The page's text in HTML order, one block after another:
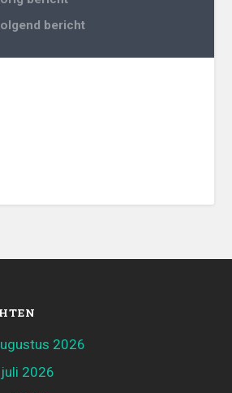
bericht
2026
2026